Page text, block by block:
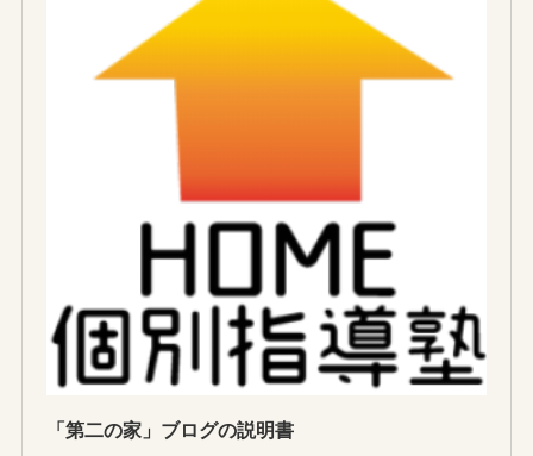
「第二の家」ブログの説明書